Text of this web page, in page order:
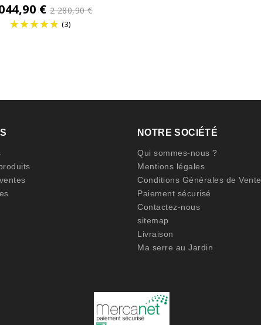
€Prix
de
2 280,90 €
(3)
NOTRE SOCIÉTÉ
Qui sommes-nous ?
Mentions légales
Conditions Générales de Vente
Paiement sécurisé
Contactez-nous
sitemap
Livraison
Ma serre au Jardin